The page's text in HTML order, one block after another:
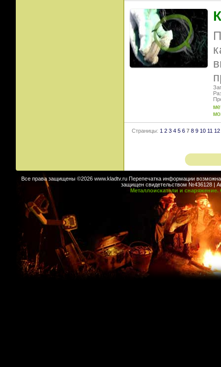
Страницы: 1 2 3 4 5 6 7 8 9 10 11 12
Все права защищены ©2026 www.kladtv.ru Перепечатка информации возможна
защищен свидетельством №436128 |
Металлоискатели и